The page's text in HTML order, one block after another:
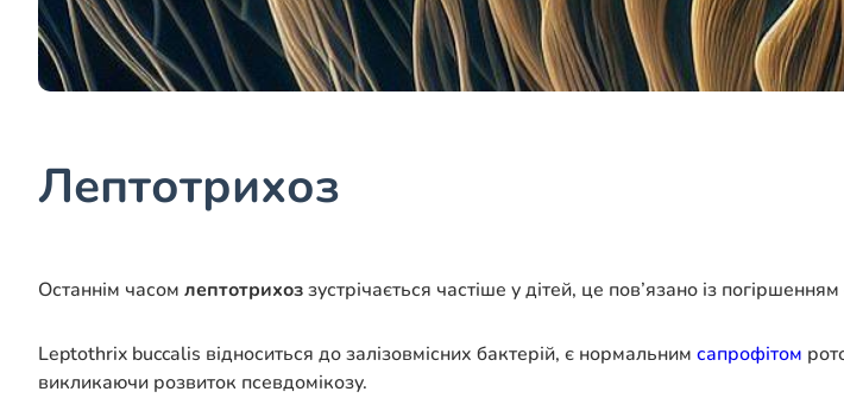
Лептотрихоз
Останнім часом лептотрихоззустрічається частіше у дітей, це пов’язано із
Leptothrix buccalis відноситься до залізовмісних бактерій, є нормальним сапрофітом
викликаючи розвиток псевдомікозу.